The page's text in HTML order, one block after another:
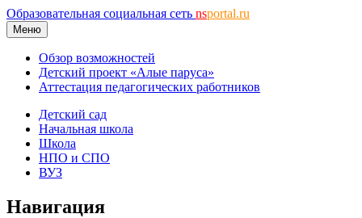
Образовательная социальная сеть nsportal.ru
Меню
Обзор возможностей
Детский проект «Алые паруса»
Аттестация педагогических работников
Детский сад
Начальная школа
Школа
НПО и СПО
ВУЗ
Навигация